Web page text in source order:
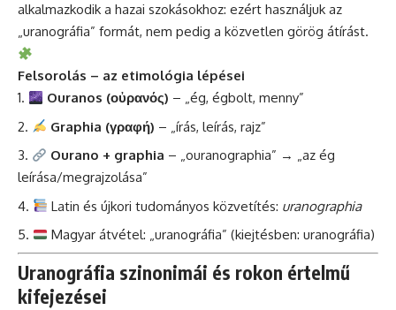
alkalmazkodik a hazai szokásokhoz: ezért használjuk az
„uranográfia” formát, nem pedig a közvetlen görög átírást.
Felsorolás – az etimológia lépései
Ouranos (οὐρανός) – „ég, égbolt, menny”
Graphia (γραφή) – „írás, leírás, rajz”
Ourano + graphia – „ouranographia” → „az ég
leírása/megrajzolása”
Latin és újkori tudományos közvetítés: uranographia
Magyar átvétel: „uranográfia” (kiejtésben: uranográfia)
Uranográfia szinonimái és rokon értelmű
kifejezései